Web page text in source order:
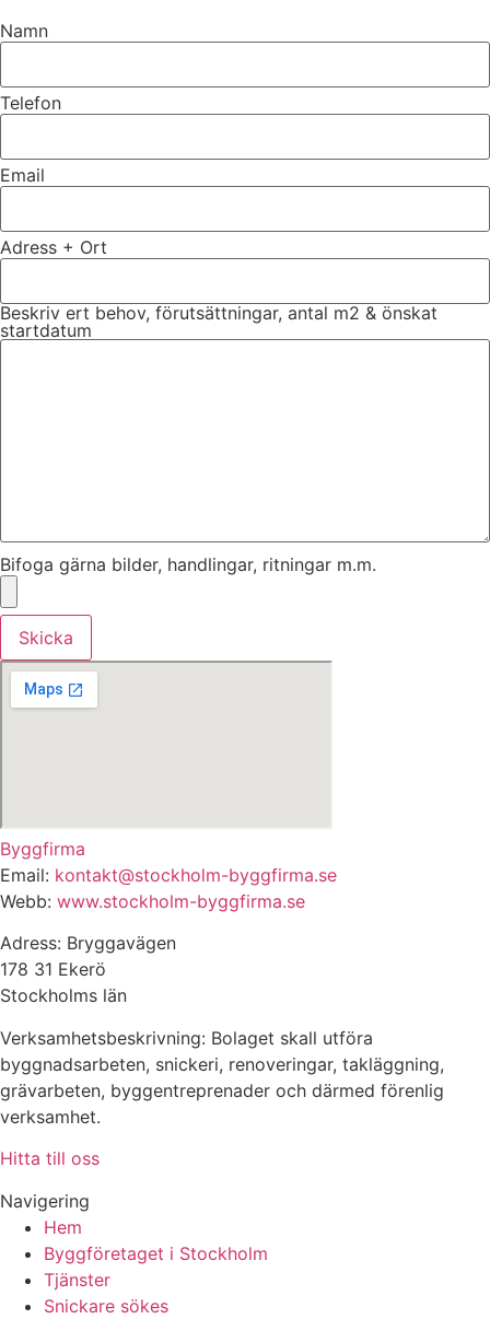
Namn
Telefon
Email
Adress + Ort
Beskriv ert behov, förutsättningar, antal m2 & önskat
startdatum
Bifoga gärna bilder, handlingar, ritningar m.m.
Skicka
Byggfirma
Email: kontakt@stockholm-byggfirma.se
Webb: www.stockholm-byggfirma.se
Adress: Bryggavägen
178 31 Ekerö
Stockholms län
Verksamhetsbeskrivning: Bolaget skall utföra
byggnadsarbeten, snickeri, renoveringar, takläggning,
grävarbeten, byggentreprenader och därmed förenlig
verksamhet.
Hitta till oss
Navigering
Hem
Byggföretaget i Stockholm
Tjänster
Snickare sökes